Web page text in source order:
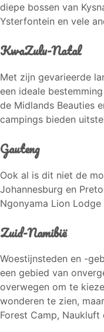
diepe bossen van
Ysterfontein en vele
KwaZulu-Natal
Met zijn gevarieerde
een ideale
de Midlands Beauties
campings bieden
Gauteng
Ook al is dit niet de
Johannesburg en
Ngonyama Lion
Zuid-Namibië
Woestijnsteden en -
een gebied van
overwegen om te
wonderen te zien,
Forest Camp, Naukluft